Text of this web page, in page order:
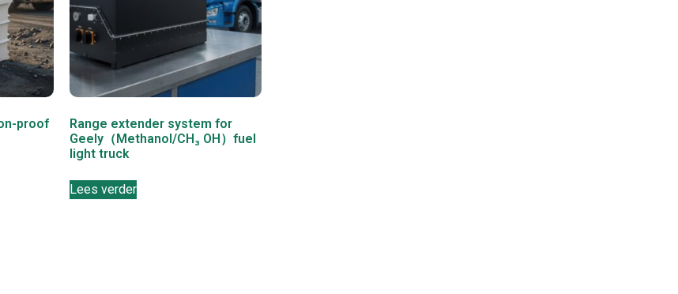
proof
Range extender system for
Geely（Methanol/CH₃ OH）fuel
light truck
Lees verder